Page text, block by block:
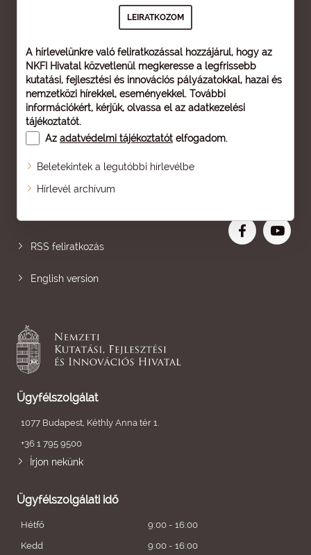
A hírlevelünkre való feliratkozással hozzájárul, hogy az
NKFI Hivatal közvetlenül megkeresse a legfrissebb
kutatási, fejlesztési és innovációs pályázatokkal, hazai és
nemzetközi hírekkel, eseményekkel. További
információkért, kérjük, olvassa el az adatkezelési
tájékoztatót.
Az adatvédelmi tájékoztatót elfogadom.
Beletekintek a legutóbbi hírlevélbe
Hírlevél archívum
Oldaltérkép
RSS feliratkozás
English version
Ügyfélszolgálat
1077 Budapest, Kéthly Anna tér 1.
+36 1 795 9500
Írjon nekünk
Ügyfélszolgálati idő
Hétfő
9:00 - 16:00
Kedd
9:00 - 16:00